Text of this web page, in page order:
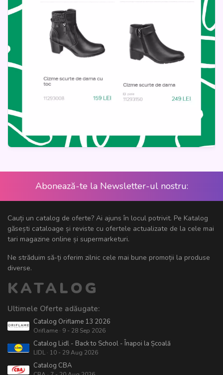
Abonează-te la Newsletter-ul nostru:
Cauți un catalog de oferte? Ai ajuns în locul potrivit. Pe Katalog
găsești cataloage și reviste cu ofertele actualizate de la cele mai
tari magazine online și supermarketuri.
Ne străduim să-ți oferim zilnic cele mai bune promoții la produse
diverse.
KATALOG
Ultimele Oferte adăugate:
Catalog Oriflame 13 2026
Oriflame · 9 - 28 Sep 2026
Catalog Lidl - Back to School - Înapoi la Școală
LIDL · 10 - 29 Aug 2026
Catalog CBA